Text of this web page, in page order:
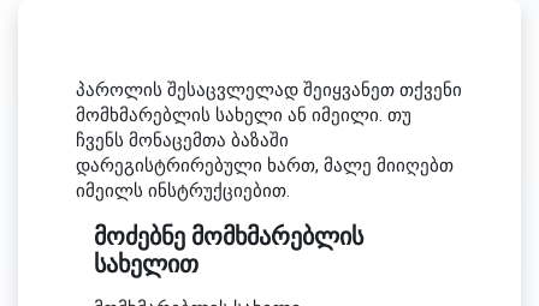
პაროლის შესაცვლელად შეიყვანეთ თქვენი
მომხმარებლის სახელი ან იმეილი. თუ
ჩვენს მონაცემთა ბაზაში
დარეგისტრირებული ხართ, მალე მიიღებთ
იმეილს ინსტრუქციებით.
მოძებნე მომხმარებლის სახელით
მოძებნე მომხმარებლის
სახელით